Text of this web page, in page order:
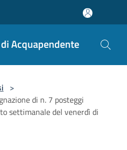
Acquapendente
>
di n. 7 posteggi
settimanale del venerdì di